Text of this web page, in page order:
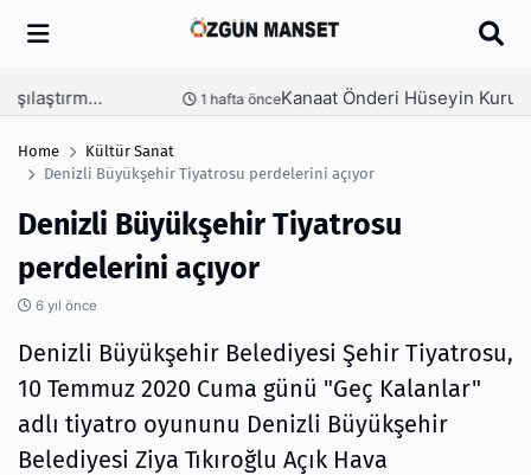
Arama
Kanaat Önderi Hüseyin Kuruçay Kimdir? 3 hafta önce
Home
Kültür Sanat
Denizli Büyükşehir Tiyatrosu perdelerini açıyor
Denizli Büyükşehir Tiyatrosu
perdelerini açıyor
6 yıl önce
Denizli Büyükşehir Belediyesi Şehir Tiyatrosu,
10 Temmuz 2020 Cuma günü "Geç Kalanlar"
adlı tiyatro oyununu Denizli Büyükşehir
Belediyesi Ziya Tıkıroğlu Açık Hava